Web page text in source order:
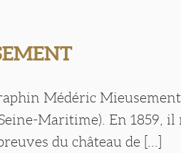
Médéric Mieusement
Maritime). En 1859, il
du château de [...]